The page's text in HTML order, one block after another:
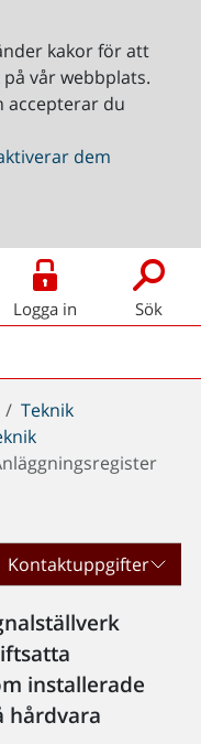
kakor för att
vår webbplats.
accepterar du
dem
Logga in Sök
Teknik
Kontaktuppgifter
installerade
hårdvara